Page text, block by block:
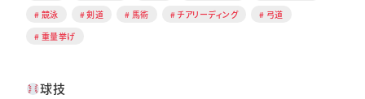
競泳
剣道 馬術 チアリーディング
弓道
重量挙げ
球技